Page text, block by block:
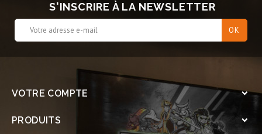
S'INSCRIRE À LA NEWSLETTER
VOTRE COMPTE 
PRODUITS 